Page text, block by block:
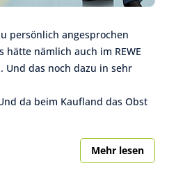
persönlich angesprochen
hätte nämlich auch im REWE
Und das noch dazu in sehr
da beim Kaufland das Obst
Mehr lesen